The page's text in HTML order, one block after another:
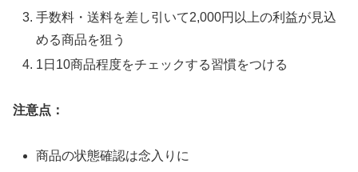
手数料・送料を差し引いて2,000円以上の利益が見込
める商品を狙う
1日10商品程度をチェックする習慣をつける
注意点：
商品の状態確認は念入りに